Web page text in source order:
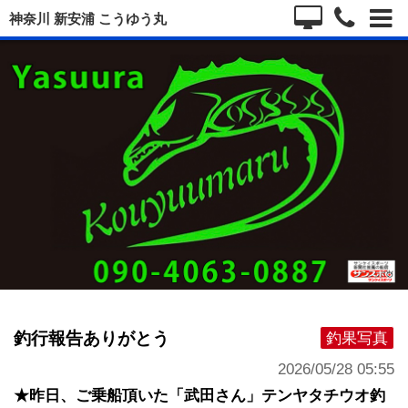
神奈川 新安浦 こうゆう丸
釣果写真
釣行報告ありがとう
2026/05/28 05:55
★昨日、ご乗船頂いた「武田さん」テンヤタチウオ釣